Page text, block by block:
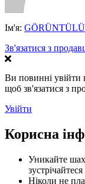
Ім'я:
Зв'язатися з
Ви повинні увійти
щоб зв'язатися з
Увійти
Корисна
Уникайте
Ніколи не